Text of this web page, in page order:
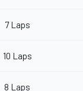
7 Laps
10 Laps
8 Laps